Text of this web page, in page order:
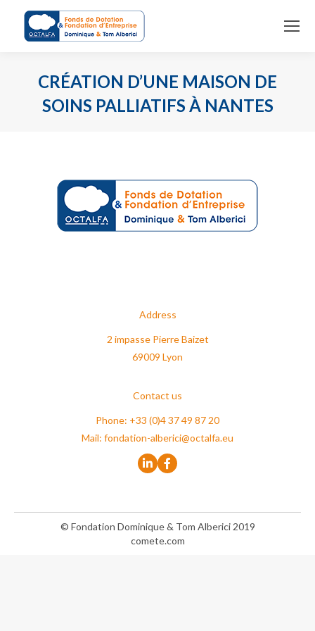
CRÉATION D’UNE MAISON DE
SOINS PALLIATIFS À NANTES
Address
2 impasse Pierre Baizet
69009 Lyon
Contact us
Phone: +33 (0)4 37 49 87 20
Mail: fondation-alberici@octalfa.eu
© Fondation Dominique & Tom Alberici 2019
comete.com